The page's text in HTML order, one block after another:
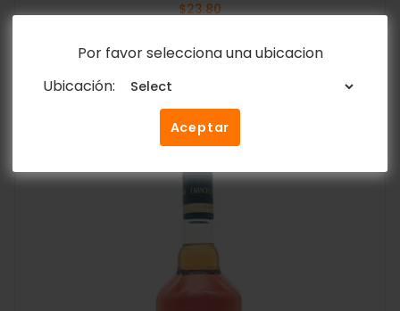
Por favor selecciona una ubicacion
Ubicación:
Aceptar
$23.80
Añadir al carrito